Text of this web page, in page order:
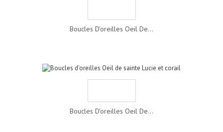
Boucles D'oreilles Oeil De...
Boucles D'oreilles Oeil De...